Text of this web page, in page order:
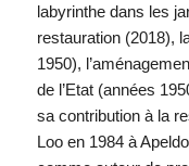
labyrinthe dans les
restauration (2018),
1950),
de l’Etat (années
sa contribution à la
Loo en 1984 à